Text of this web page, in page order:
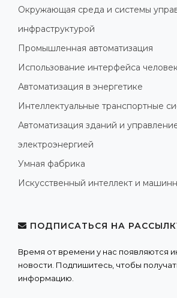
Окружающая среда и системы
инфраструктурой
Промышленная автоматизация
Использование интерфейса
Автоматизация в энергетике
Интеллектуальные транспортные
Автоматизация зданий и
электроэнергией
Умная фабрика
Искусственный интеллект и
ПОДПИСАТЬСЯ НА
Время от времени у нас появляются
новости. Подпишитесь, чтобы
информацию.